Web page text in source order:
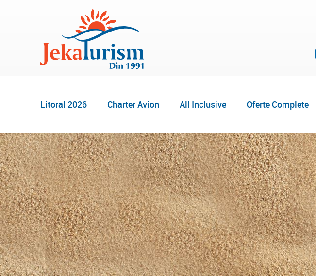
Litoral 2026 Charter Avion All Inclusive Oferte Complete